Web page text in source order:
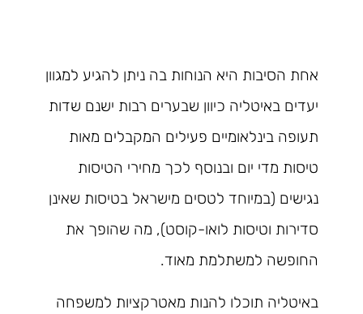
אחת הסיבות היא הנוחות בה ניתן להגיע למגוון
יעדים באיטליה כיוון שבערים רבות ישנם שדות
תעופה בינלאומיים פעילים המקבלים מאות
טיסות מדי יום ובנוסף לכך מחירי הטיסות
נגישים (במיוחד לטסים מישראל בטיסות שאינן
סדירות וטיסות לואו-קוסט), מה שהופך את
החופשה למשתלמת מאוד.
באיטליה תוכלו להנות מאטרקציות למשפחה